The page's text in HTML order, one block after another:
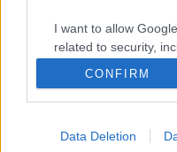
I want to allow
related to security,
CONFIRM
Data Deletion
KIEMELT